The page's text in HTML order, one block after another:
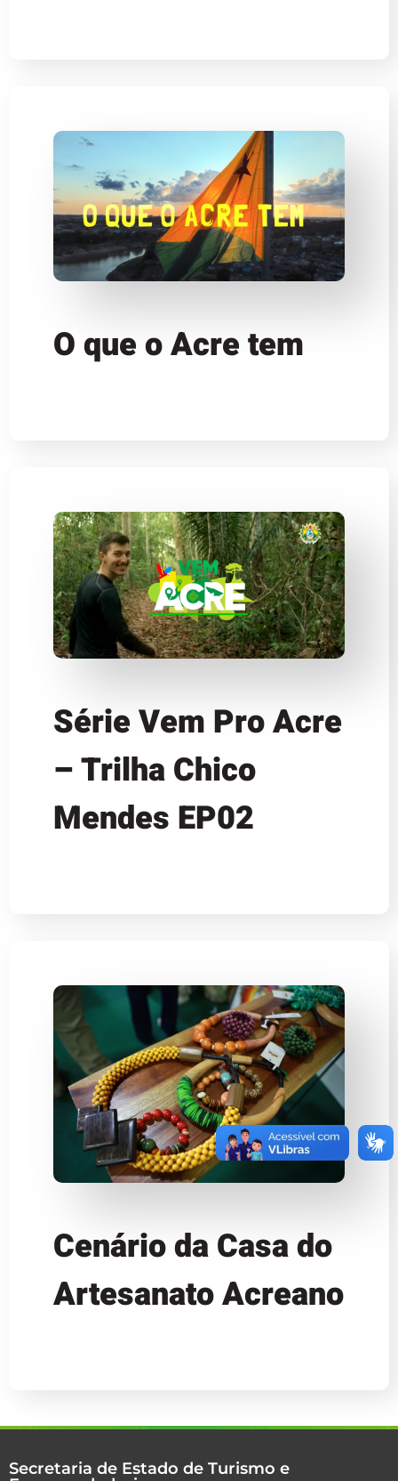
O que o Acre tem
Série Vem Pro Acre
– Trilha Chico
Mendes EP02
Cenário da Casa do
Artesanato Acreano
Secretaria de Estado de Turismo e